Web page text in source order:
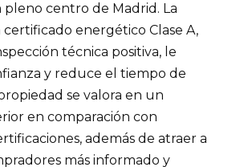
centro de Madrid. La
energético Clase A,
técnica positiva, le
y reduce el tiempo de
se valora en un
en comparación con
además de atraer a
más informado y